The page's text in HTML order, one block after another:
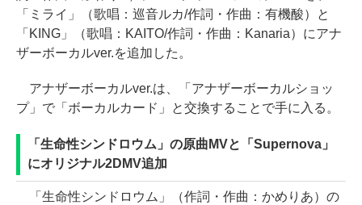
「ミライ」（歌唱：巡音ルカ/作詞・作曲：有機酸）と
「KING」（歌唱：KAITO/作詞・作曲：Kanaria）にアナ
ザーボーカルver.を追加した。
アナザーボーカルver.は、「アナザーボーカルショッ
プ」で「ボーカルカード」と交換することで手に入る。
「生命性シンドロウム」の原曲MVと「Supernova」
にオリジナル2DMV追加
「生命性シンドロウム」（作詞・作曲：かめりあ）の